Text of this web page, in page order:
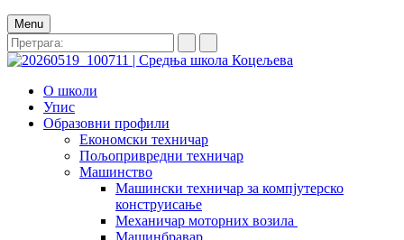
Menu
О школи
Упис
Образовни профили
Економски техничар
Пољопривредни техничар
Машинство
Машински техничар за компјутерско
конструисање
Механичар моторних возила
Машинбравар